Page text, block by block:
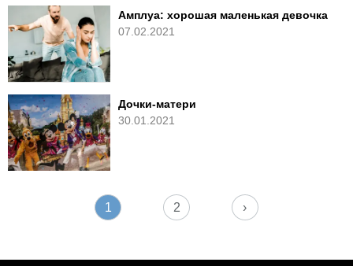
Амплуа: хорошая маленькая девочка
07.02.2021
Дочки-матери
30.01.2021
1 2 ›